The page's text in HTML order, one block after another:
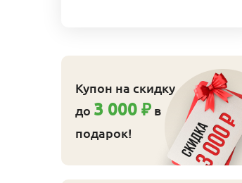
масло Биофа
Купон на скидку
до 3 000 ₽ в
подарок!